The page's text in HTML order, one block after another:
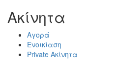
Ακίνητα
Αγορά
Ενοικίαση
Private Ακίνητα